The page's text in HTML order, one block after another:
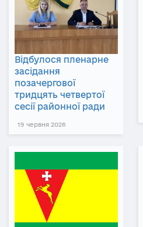
Відбулося пленарне
засідання
позачергової
тридцять четвертої
сесії районної ради
19 червня 2026